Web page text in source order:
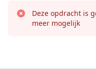
Deze opdracht is
meer mogelijk